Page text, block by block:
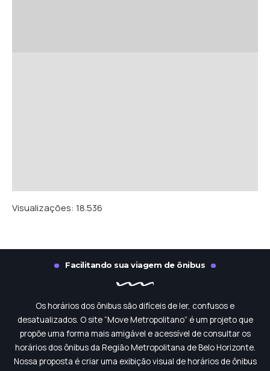
Visualizações: 18.536
Facilitando sua viagem de ônibus
Os horários dos ônibus são difíceis de ler, confusos e
desatualizados. O site “Move Metropolitano” é um projeto que
propõe uma forma mais amigável e acessível de consultar os
horários dos ônibus da Região Metropolitana de Belo Horizonte.
Nossa proposta é criar uma exibição visual de horários de ônibus